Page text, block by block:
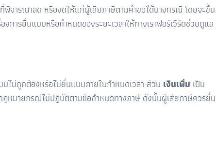
พิจารณาลด หรืองดให้แก่ผู้เสียภาษีตามคำขอได้บางกรณี โดยจะขึ้น
การยื่นแบบหรือกำหนดของระยะเวลาให้ทางเราฟอร์เวิร์ดช่วยดูแล
ไม่ถูกต้องหรือไม่ยื่นแบบภายในกำหนดเวลา ส่วน เงินเพิ่ม เป็น
ฎหมายกรณีไม่ปฏิบัติตามข้อกำหนดทางภาษี ดังนั้นผู้เสียภาษีควรยื่น